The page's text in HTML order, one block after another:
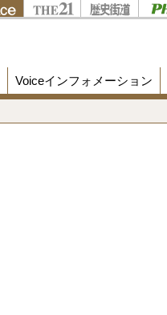
Voiceインフォメーション